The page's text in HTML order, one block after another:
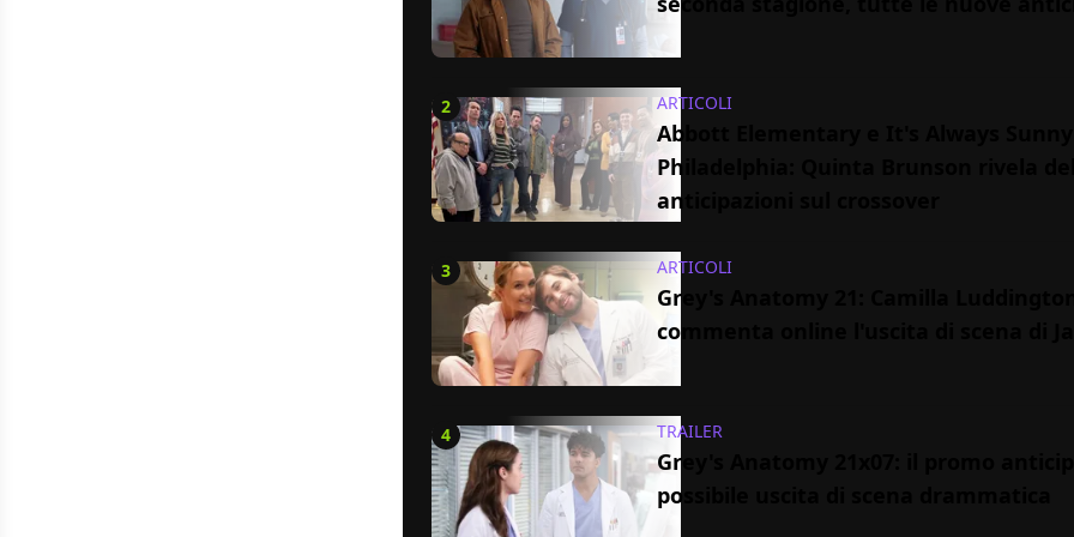
2 ARTICOLI
Abbott Elementary e It's Always Sunny
Philadelphia: Quinta Brunson rivela
anticipazioni sul crossover
3 ARTICOLI
Grey's Anatomy 21: Camilla Luddington
commenta online l'uscita di scena di
4 TRAILER
Grey's Anatomy 21x07: il promo
possibile uscita di scena drammatica